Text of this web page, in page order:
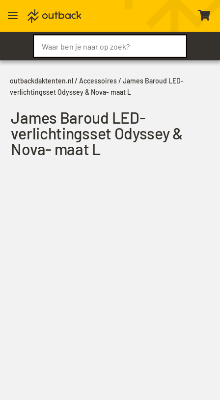
a 
outbackdaktenten.nl/ Accessoires/ James Baroud LED-
verlichtingsset Odyssey & Nova- maat L
James Baroud LED-
verlichtingsset Odyssey &
Nova- maat L